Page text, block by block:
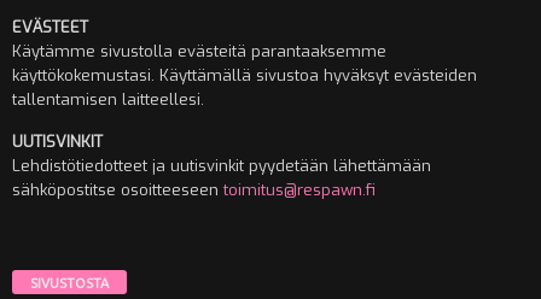
EVÄSTEET
Käytämme sivustolla evästeitä parantaaksemme
käyttökokemustasi. Käyttämällä sivustoa hyväksyt evästeiden
tallentamisen laitteellesi.
UUTISVINKIT
Lehdistötiedotteet ja uutisvinkit pyydetään lähettämään
sähköpostitse osoitteeseentoimitus@respawn.fi
SIVUSTOSTA